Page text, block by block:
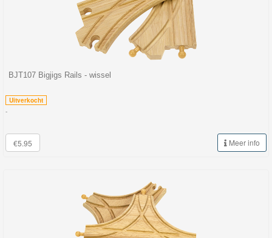
BJT107 Bigjigs Rails - wissel
Uitverkocht
-
€5.95 Meer info